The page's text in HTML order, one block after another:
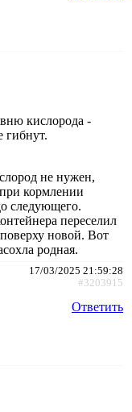
кислорода -
гибнут.
не нужен,
кормлении
следующего.
переселил
новой. Вот
родная.
17/03/2025 21:59:28
#3203915
Ответить